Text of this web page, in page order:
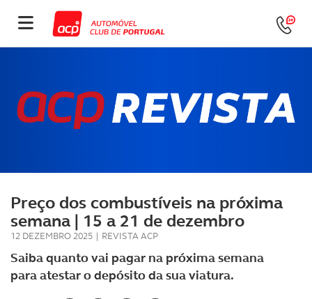
Preço dos combustíveis na próxima
semana | 15 a 21 de dezembro
12 DEZEMBRO 2025 | REVISTA ACP
Saiba quanto vai pagar na próxima semana
para atestar o depósito da sua viatura.